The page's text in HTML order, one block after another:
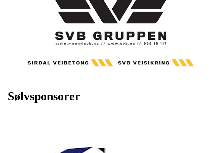
Sølvsponsorer